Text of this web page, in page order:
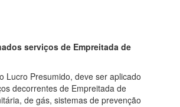
serviços de Empreitada de
Lucro Presumido, deve ser aplicado
decorrentes de Empreitada de
de gás, sistemas de prevenção